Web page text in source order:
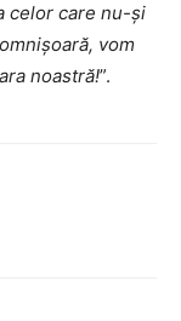
celor care nu-și
vom
noastră!”.